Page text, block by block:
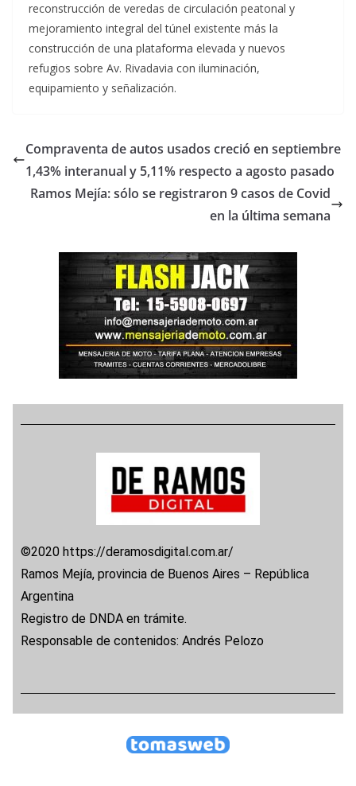
reconstrucción de veredas de circulación peatonal y
mejoramiento integral del túnel existente más la
construcción de una plataforma elevada y nuevos
refugios sobre Av. Rivadavia con iluminación,
equipamiento y señalización.
Compraventa de autos usados creció en septiembre
1,43% interanual y 5,11% respecto a agosto pasado
Ramos Mejía: sólo se registraron 9 casos de Covid
en la última semana
©2020 https://deramosdigital.com.ar/
Ramos Mejía, provincia de Buenos Aires – República
Argentina
Registro de DNDA en trámite.
Responsable de contenidos: Andrés Pelozo